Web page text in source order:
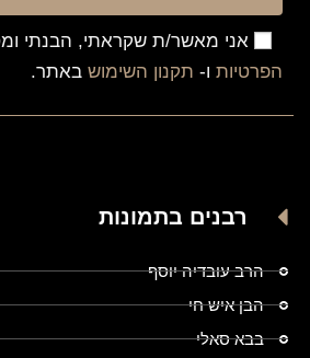
אני מאשר/ת שקראתי, הבנתי
הפרטיות ו- תקנון השימוש באתר.
רבנים בתמונות
הרב עובדיה יוסף
הבן איש חי
בבא סאלי